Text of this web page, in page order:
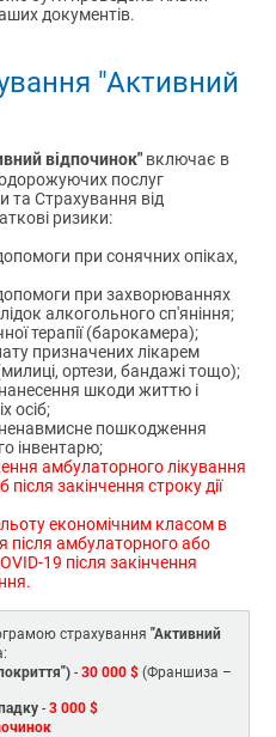
документів.
"Активний
відпочинок"включає в
послуг
та Страхування від
ризики:
при сонячних опіках,
при захворюваннях
алкогольного сп'яніння;
терапії (барокамера);
призначених лікарем
ортези, бандажі тощо);
шкоди життю і
осіб;
пошкодження
інвентарю;
амбулаторного лікування
закінчення строку дії
економічним класом в
після амбулаторного або
19 після закінчення
страхування"Активний
-30 000 $ (Франшиза –
-3 000 $